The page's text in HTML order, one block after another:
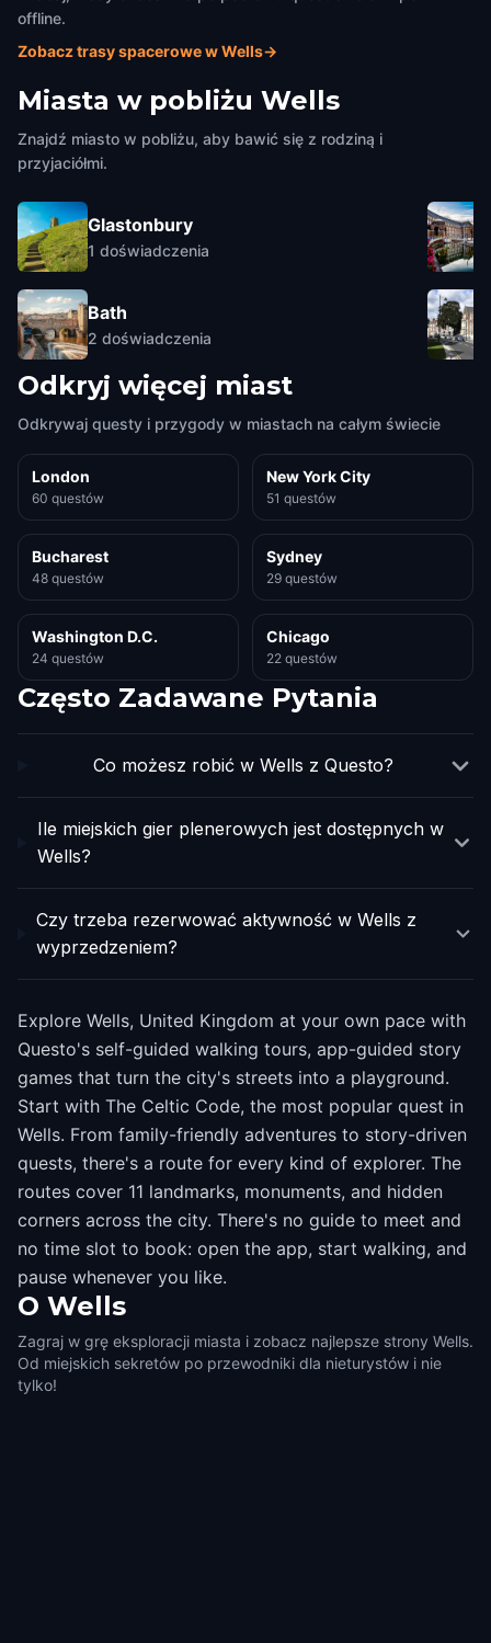
offline.
Zobacz trasy spacerowe w Wells→
Miasta w pobliżu Wells
Znajdź miasto w pobliżu, aby bawić się z rodziną i
przyjaciółmi.
Glastonbury
1 doświadczenia
Bath
2 doświadczenia
Odkryj więcej miast
Odkrywaj questy i przygody w miastach na całym świecie
London
60 questów
New York City
51 questów
Bucharest
48 questów
Sydney
29 questów
Washington D.C.
24 questów
Chicago
22 questów
Często Zadawane Pytania
Co możesz robić w Wells z Questo?
Ile miejskich gier plenerowych jest dostępnych w
Wells?
Czy trzeba rezerwować aktywność w Wells z
wyprzedzeniem?
Explore Wells, United Kingdom at your own pace with
Questo's self-guided walking tours, app-guided story
games that turn the city's streets into a playground.
Start with The Celtic Code, the most popular quest in
Wells. From family-friendly adventures to story-driven
quests, there's a route for every kind of explorer. The
routes cover 11 landmarks, monuments, and hidden
corners across the city. There's no guide to meet and
no time slot to book: open the app, start walking, and
pause whenever you like.
O Wells
Zagraj w grę eksploracji miasta i zobacz najlepsze strony Wells.
Od miejskich sekretów po przewodniki dla nieturystów i nie
tylko!